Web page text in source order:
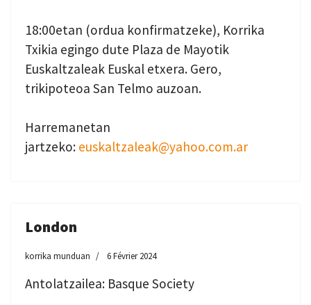
18:00etan (ordua konfirmatzeke), Korrika
Txikia egingo dute Plaza de Mayotik
Euskaltzaleak Euskal etxera. Gero,
trikipoteoa San Telmo auzoan.
Harremanetan
jartzeko: euskaltzaleak@yahoo.com.ar
London
korrika munduan 6 Février 2024
Antolatzailea: Basque Society